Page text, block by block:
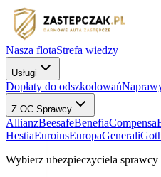
Nasza flotaStrefa wiedzy
Usługi
Dopłaty do odszkodowań
Z OC Sprawcy
AllianzBeesafeBenefiaCompensa
HestiaEuroinsEuropaGenerali
Wybierz ubezpieczyciela